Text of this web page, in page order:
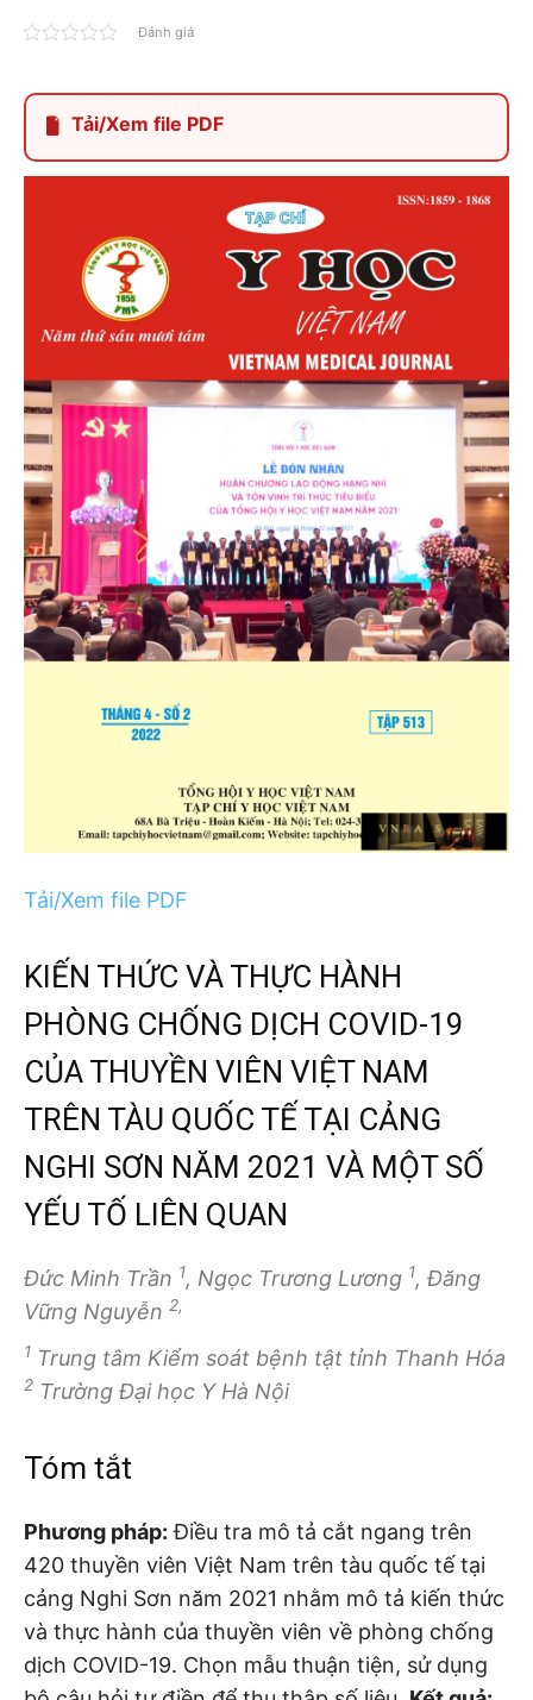
Đánh giá
Tải/Xem file PDF
Tải/Xem file PDF
KIẾN THỨC VÀ THỰC HÀNH
PHÒNG CHỐNG DỊCH COVID-19
CỦA THUYỀN VIÊN VIỆT NAM
TRÊN TÀU QUỐC TẾ TẠI CẢNG
NGHI SƠN NĂM 2021 VÀ MỘT SỐ
YẾU TỐ LIÊN QUAN
Đức Minh Trần 1, Ngọc Trương Lương 1, Đăng
Vững Nguyễn 2,
1 Trung tâm Kiểm soát bệnh tật tỉnh Thanh Hóa
2 Trường Đại học Y Hà Nội
Tóm tắt
Phương pháp: Điều tra mô tả cắt ngang trên
420 thuyền viên Việt Nam trên tàu quốc tế tại
cảng Nghi Sơn năm 2021 nhằm mô tả kiến thức
và thực hành của thuyền viên về phòng chống
dịch COVID-19. Chọn mẫu thuận tiện, sử dụng